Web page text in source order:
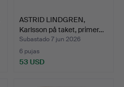
ASTRID LINDGREN,
Karlsson på taket, primer…
Subastado 7 jun 2026
6 pujas
53 USD